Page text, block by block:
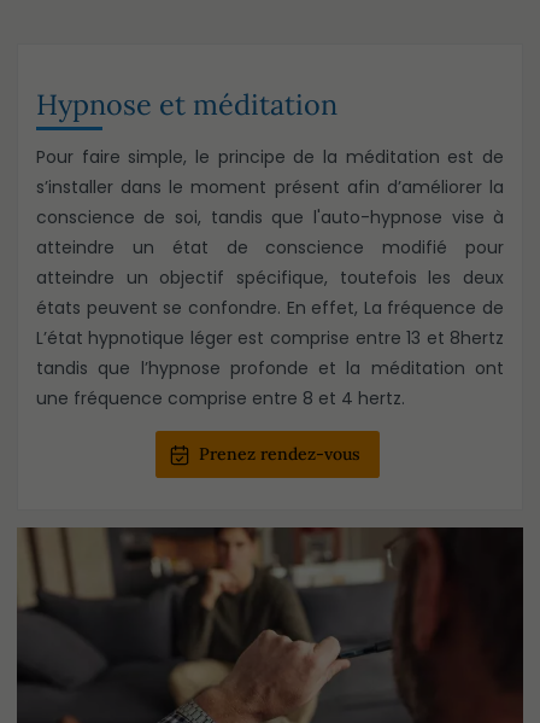
Hypnose et méditation
Pour faire simple, le principe de la méditation est de
s’installer dans le moment présent afin d’améliorer la
conscience de soi, tandis que l'auto-hypnose vise à
atteindre un état de conscience modifié pour
atteindre un objectif spécifique, toutefois les deux
états peuvent se confondre. En effet, La fréquence de
L’état hypnotique léger est comprise entre 13 et 8hertz
tandis que l’hypnose profonde et la méditation ont
une fréquence comprise entre 8 et 4 hertz.
Prenez rendez-vous